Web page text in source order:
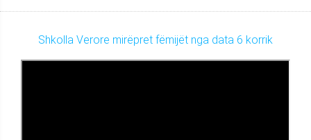
Shkolla Verore mirëpret fëmijët nga data 6 korrik